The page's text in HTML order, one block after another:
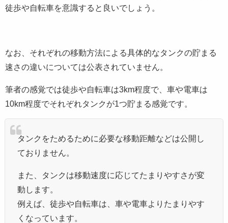
徒歩や自転車を意識すると良いでしょう。
なお、それぞれの移動方法による具体的なタンクの貯まる
速さの違いについては公表されていません。
筆者の感覚では徒歩や自転車は3km程度で、車や電車は
10km程度でそれぞれタンクが1つ貯まる感覚です。
タンクをためるために必要な移動距離などは公開し
ておりません。
また、タンクは移動速度に応じてたまりやすさが変
動します。
例えば、徒歩や自転車は、車や電車よりたまりやす
くなっています。